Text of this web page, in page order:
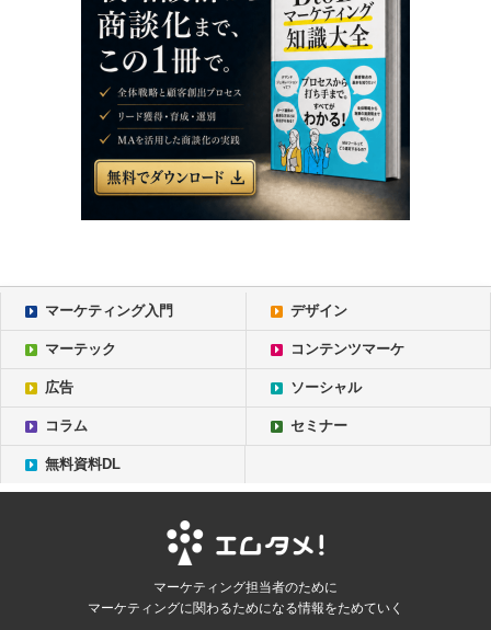
マーケティング入門 デザイン
マーテック コンテンツマーケ
広告 ソーシャル
コラム セミナー
無料資料DL
マーケティング担当者のために
マーケティングに関わるためになる情報をためていく